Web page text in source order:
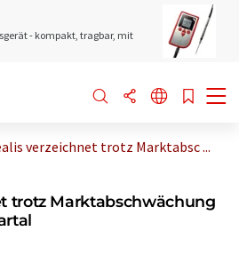
- kompakt, tragbar, mit
verzeichnet trotz Marktabsc ...
trotz Marktabschwächung